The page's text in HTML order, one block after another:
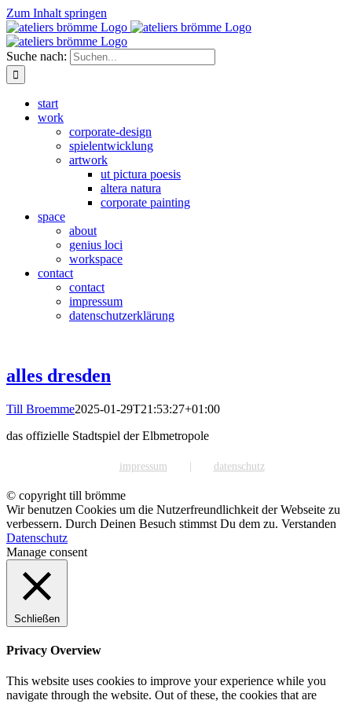
Zum Inhalt springen
Suche nach:
start
work
corporate-design
spielentwicklung
artwork
ut pictura poesis
altera natura
corporate painting
space
about
genius loci
workspace
contact
contact
impressum
datenschutzerklärung
alles dresden
Till Broemme2025-01-29T21:53:27+01:00
das offizielle Stadtspiel der Elbmetropole
impressum datenschutz
© copyright till brömme
Wir benutzen Cookies um die Nutzerfreundlichkeit der Webseite zu
verbessern. Durch Deinen Besuch stimmst Du dem zu. Verstanden
Datenschutz
Manage consent
Schließen
Privacy Overview
This website uses cookies to improve your experience while you
navigate through the website. Out of these, the cookies that are